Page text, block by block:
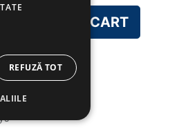
ADD TO CART
REFUZĂ TOT